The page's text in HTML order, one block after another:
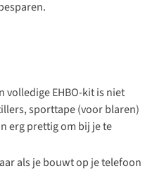
volledigeEHBO-kitis niet
sporttape (voor blaren)
erg prettig om bij je te
als je bouwt op je telefoon